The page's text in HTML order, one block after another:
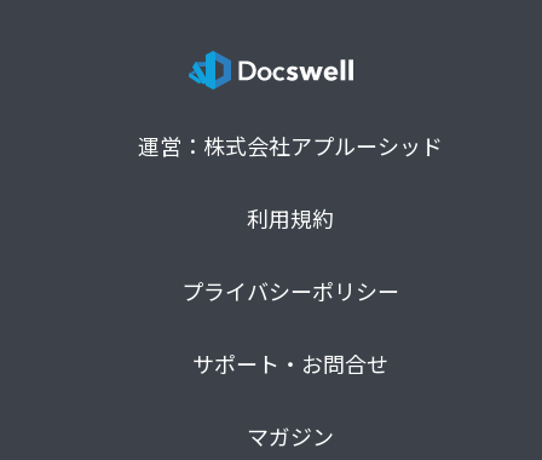
運営：株式会社アプルーシッド
利用規約
プライバシーポリシー
サポート・お問合せ
マガジン